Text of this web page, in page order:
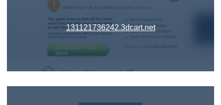
131121736242.3dcart.net